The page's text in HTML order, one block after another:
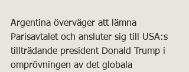
Argentina överväger att lämna
Parisavtalet och ansluter sig till USA:s
tillträdande president Donald Trump i
omprövningen av det globala